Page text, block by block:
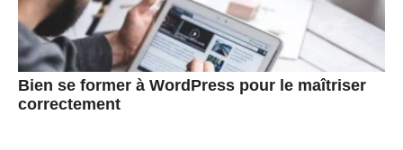
Bien se former à WordPress pour le maîtriser
correctement